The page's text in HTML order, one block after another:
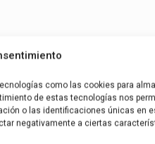
como las cookies para
de estas tecnologías nos
o las identificaciones únicas en
negativamente a ciertas